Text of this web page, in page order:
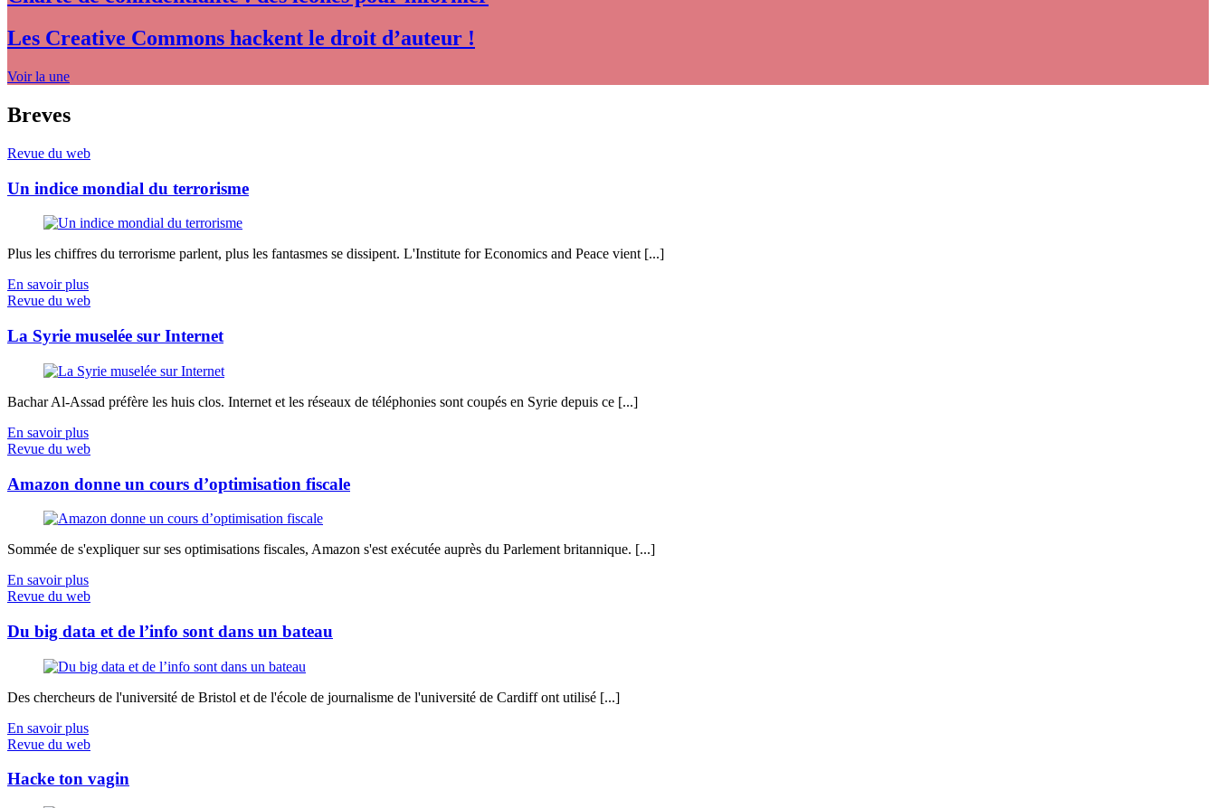
Les Creative Commons hackent le droit d’auteur !
Voir la une
Breves
Revue du web
Un indice mondial du terrorisme
Plus les chiffres du terrorisme parlent, plus les fantasmes se dissipent. L'Institute for Economics and Peace vient [...]
En savoir plus
Revue du web
La Syrie muselée sur Internet
Bachar Al-Assad préfère les huis clos. Internet et les réseaux de téléphonies sont coupés en Syrie depuis ce [...]
En savoir plus
Revue du web
Amazon donne un cours d’optimisation fiscale
Sommée de s'expliquer sur ses optimisations fiscales, Amazon s'est exécutée auprès du Parlement britannique. [...]
En savoir plus
Revue du web
Du big data et de l’info sont dans un bateau
Des chercheurs de l'université de Bristol et de l'école de journalisme de l'université de Cardiff ont utilisé [...]
En savoir plus
Revue du web
Hacke ton vagin